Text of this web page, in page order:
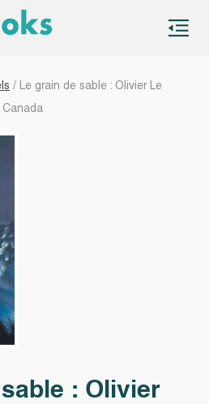
/ Le grain de sable : Olivier Le
Canada
: Olivier